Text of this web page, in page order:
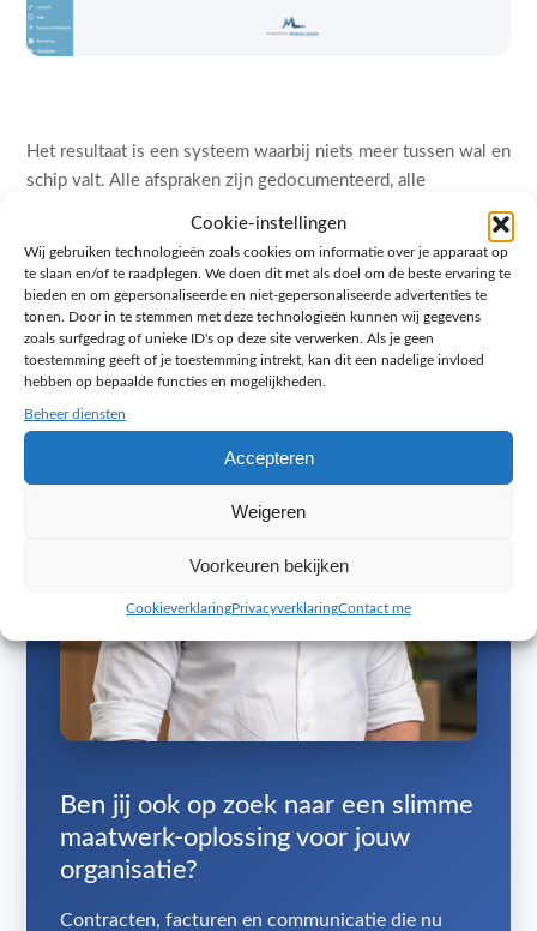
Cookie-instellingen
Wij gebruiken technologieën zoals cookies om informatie over je apparaat op
te slaan en/of te raadplegen. We doen dit met als doel om de beste ervaring te
bieden en om gepersonaliseerde en niet-gepersonaliseerde advertenties te
tonen. Door in te stemmen met deze technologieën kunnen wij gegevens
zoals surfgedrag of unieke ID's op deze site verwerken. Als je geen
toestemming geeft of je toestemming intrekt, kan dit een nadelige invloed
hebben op bepaalde functies en mogelijkheden.
Beheer diensten
Accepteren
Weigeren
Voorkeuren bekijken
CookieverklaringPrivacyverklaringContact me
Het resultaat is een systeem waarbij niets meer tussen wal en
schip valt. Alle afspraken zijn gedocumenteerd, alle
communicatie loopt via een plek en de administratie beheert
Ben jij ook op zoek naar een slimme
maatwerk-oplossing voor jouw
organisatie?
Contracten, facturen en communicatie die nu